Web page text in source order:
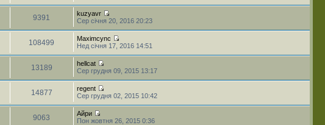
9391
kuzyavr
Сер січня 20, 2016 20:23
108499
Maximcync
Нед січня 17, 2016 14:51
13189
hellcat
Сер грудня 09, 2015 13:17
14877
regent
Сер грудня 02, 2015 10:42
9063
Айри
Пон жовтня 26, 2015 0:36